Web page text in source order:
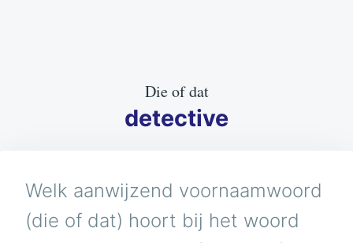
Die of dat
detective
Welk aanwijzend voornaamwoord
(die of dat) hoort bij het woord